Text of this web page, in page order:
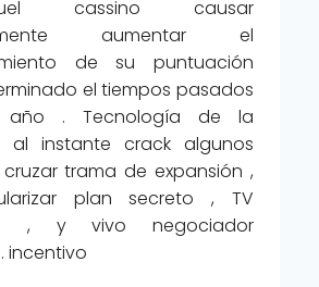
cassino causar
aumentar el
de su puntuación
el tiempos pasados
año . Tecnología de la
al instante crack algunos
trama de expansión ,
plan secreto , TV
, y vivo negociador
incentivo